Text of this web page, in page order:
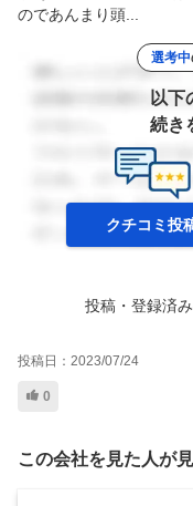
のであんまり頭...
選考中
以下
続き
クチコミ投
投稿・登録済
投稿日： 2023/07/24
0
この会社を見た人が